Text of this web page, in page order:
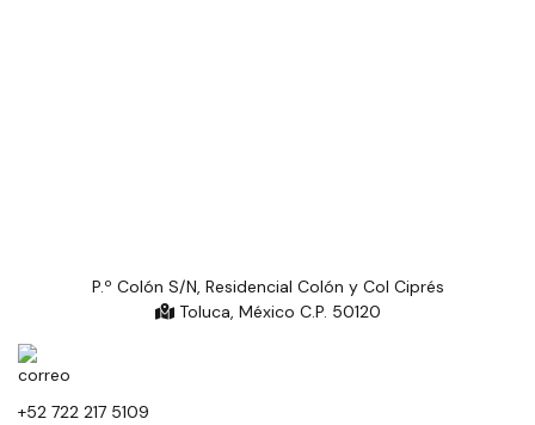
P.º Colón S/N, Residencial Colón y Col Ciprés
Toluca, México C.P. 50120
+52 722 217 5109